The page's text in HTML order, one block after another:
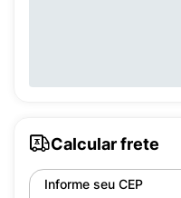
Calcular frete
Informe seu CEP